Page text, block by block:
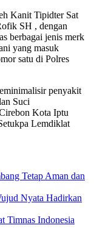
Kanit Tipidter Sat
SH , dengan
berbagai jenis merk
yang masuk
satu di Polres
penyakit
Suci
Kota Iptu
Lemdiklat
Tetap Aman dan
Nyata Hadirkan
Timnas Indonesia